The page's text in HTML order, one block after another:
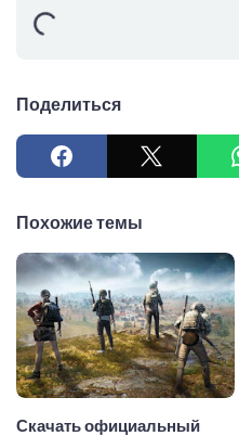
Поделиться
Похожие темы
Скачать официальный